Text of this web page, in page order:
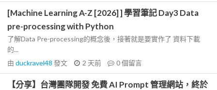
[Machine Learning A-Z [2026] ] 學習筆記 Day3 Data
pre-processing with Python
了解Data Pre-processing的概念後，接著就是要實作了 資料下載
的...
由 duckravel48 發文 2 天前 0個留言
【分享】台灣團隊開發 免費 AI Prompt 管理網站，終於